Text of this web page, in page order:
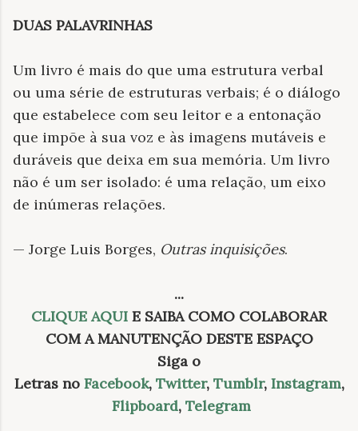
DUAS PALAVRINHAS
Um livro é mais do que uma estrutura verbal
ou uma série de estruturas verbais; é o diálogo
que estabelece com seu leitor e a entonação
que impõe à sua voz e às imagens mutáveis e
duráveis que deixa em sua memória. Um livro
não é um ser isolado: é uma relação, um eixo
de inúmeras relações.
— Jorge Luis Borges, Outras inquisições.
...
CLIQUE AQUI E SAIBA COMO COLABORAR
COM A MANUTENÇÃO DESTE ESPAÇO
Siga o
Letras no Facebook, Twitter, Tumblr, Instagram,
Flipboard, Telegram